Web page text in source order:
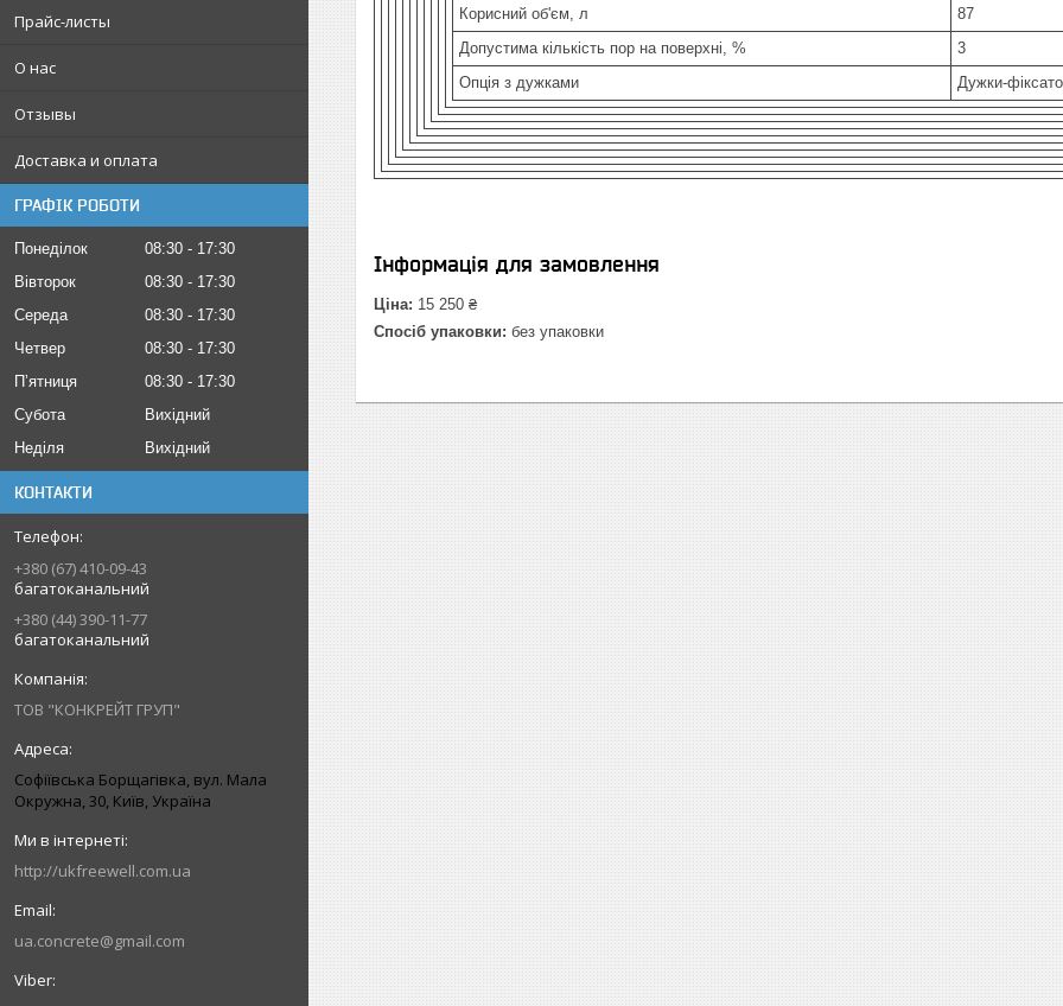
Прайс-листы
О нас
Отзывы
Доставка и оплата
ГРАФІК РОБОТИ
Понеділок 08:30
17:30
Вівторок
08:30
17:30
Середа
08:30
17:30
Четвер
08:30
17:30
Пʼятниця
08:30
17:30
Субота
Вихідний
Неділя
Вихідний
КОНТАКТИ
+380 (67) 410-09-43
багатоканальний
+380 (44) 390-11-77
багатоканальний
ТОВ "КОНКРЕЙТ ГРУП"
Софіївська Борщагівка, вул. Мала
Окружна, 30, Київ, Україна
http://ukfreewell.com.ua
ua.concrete@gmail.com
Корисний об'єм, л
87
Допустима кількість пор на поверхні, %
3
Опція з дужками
Дужки-
Інформація для замовлення
Ціна: 15 250 ₴
Спосіб упаковки: без упаковки